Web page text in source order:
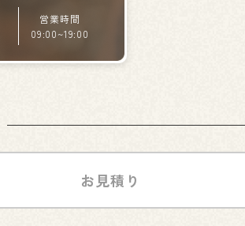
営業時間
09:00~19:00
お見積り